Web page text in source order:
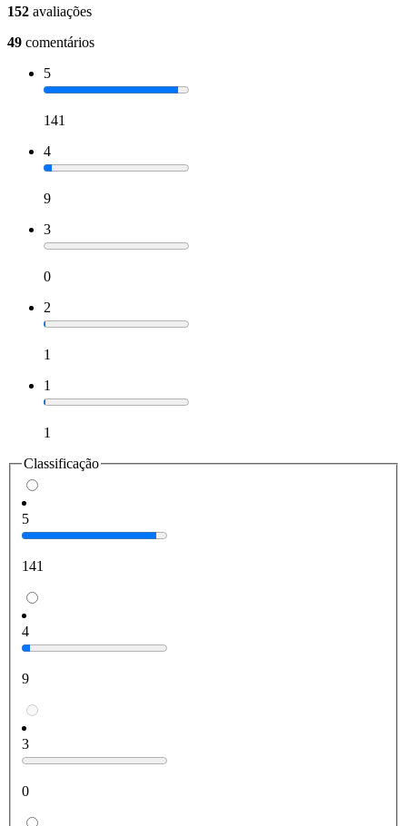
152 avaliações
49 comentários
5
141
4
9
3
0
2
1
1
1
Classificação
5
141
4
9
3
0